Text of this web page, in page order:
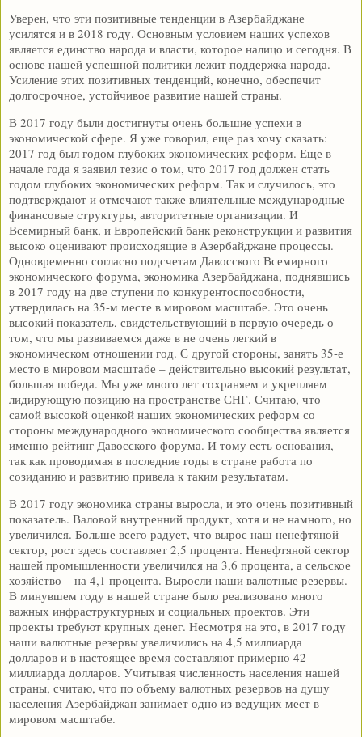
Уверен, что эти позитивные тенденции в Азербайджане
усилятся и в 2018 году. Основным условием наших успехов
является единство народа и власти, которое налицо и сегодня. В
основе нашей успешной политики лежит поддержка народа.
Усиление этих позитивных тенденций, конечно, обеспечит
долгосрочное, устойчивое развитие нашей страны.
В 2017 году были достигнуты очень большие успехи в
экономической сфере. Я уже говорил, еще раз хочу сказать:
2017 год был годом глубоких экономических реформ. Еще в
начале года я заявил тезис о том, что 2017 год должен стать
годом глубоких экономических реформ. Так и случилось, это
подтверждают и отмечают также влиятельные международные
финансовые структуры, авторитетные организации. И
Всемирный банк, и Европейский банк реконструкции и развития
высоко оценивают происходящие в Азербайджане процессы.
Одновременно согласно подсчетам Давосского Всемирного
экономического форума, экономика Азербайджана, поднявшись
в 2017 году на две ступени по конкурентоспособности,
утвердилась на 35-м месте в мировом масштабе. Это очень
высокий показатель, свидетельствующий в первую очередь о
том, что мы развиваемся даже в не очень легкий в
экономическом отношении год. С другой стороны, занять 35-е
место в мировом масштабе – действительно высокий результат,
большая победа. Мы уже много лет сохраняем и укрепляем
лидирующую позицию на пространстве СНГ. Считаю, что
самой высокой оценкой наших экономических реформ со
стороны международного экономического сообщества является
именно рейтинг Давосского форума. И тому есть основания,
так как проводимая в последние годы в стране работа по
созиданию и развитию привела к таким результатам.
В 2017 году экономика страны выросла, и это очень позитивный
показатель. Валовой внутренний продукт, хотя и не намного, но
увеличился. Больше всего радует, что вырос наш ненефтяной
сектор, рост здесь составляет 2,5 процента. Ненефтяной сектор
нашей промышленности увеличился на 3,6 процента, а сельское
хозяйство – на 4,1 процента. Выросли наши валютные резервы.
В минувшем году в нашей стране было реализовано много
важных инфраструктурных и социальных проектов. Эти
проекты требуют крупных денег. Несмотря на это, в 2017 году
наши валютные резервы увеличились на 4,5 миллиарда
долларов и в настоящее время составляют примерно 42
миллиарда долларов. Учитывая численность населения нашей
страны, считаю, что по объему валютных резервов на душу
населения Азербайджан занимает одно из ведущих мест в
мировом масштабе.